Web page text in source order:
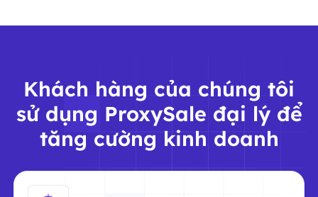
Khách hàng của chúng tôi
sử dụng ProxySale đại lý để
tăng cường kinh doanh